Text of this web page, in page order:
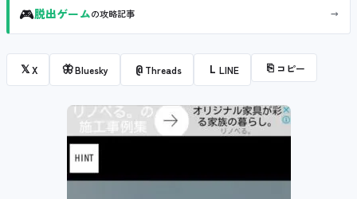
🎮脱出ゲームの攻略記事 →
𝕏X 🦋Bluesky @ Threads L LINE ⎘ コピー